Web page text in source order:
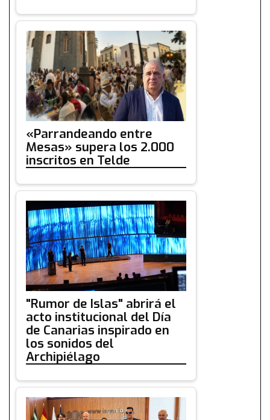
«Parrandeando entre
Mesas» supera los 2.000
inscritos en Telde
"Rumor de Islas" abrirá el
acto institucional del Día
de Canarias inspirado en
los sonidos del
Archipiélago